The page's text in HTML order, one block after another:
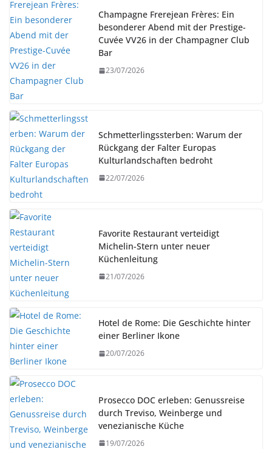
Champagne Frerejean Frères: Ein
besonderer Abend mit der Prestige-
Cuvée VV26 in der Champagner Club
Bar
23/07/2026
Schmetterlingssterben: Warum der
Rückgang der Falter Europas
Kulturlandschaften bedroht
22/07/2026
Favorite Restaurant verteidigt
Michelin-Stern unter neuer
Küchenleitung
21/07/2026
Hotel de Rome: Die Geschichte hinter
einer Berliner Ikone
20/07/2026
Prosecco DOC erleben: Genussreise
durch Treviso, Weinberge und
venezianische Küche
19/07/2026